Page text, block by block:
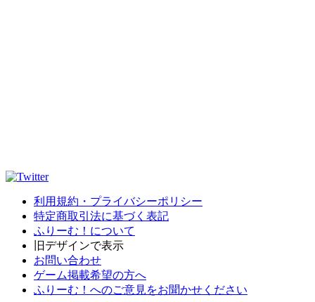
利用規約・プライバシーポリシー
特定商取引法に基づく表記
ふりーむ！について
旧デザインで表示
お問い合わせ
ゲーム掲載希望の方へ
ふりーむ！へのご意見をお聞かせください